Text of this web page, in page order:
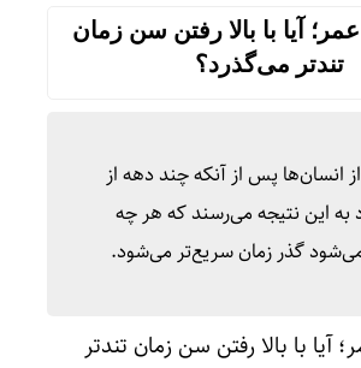
آیا با بالا رفتن سن زمان
تندتر می‌گذرد؟
انسان‌ها پس از آنکه چند دهه از
این نتیجه می‌رسند که هر چه
گذر زمان سریع‌تر می‌شود.